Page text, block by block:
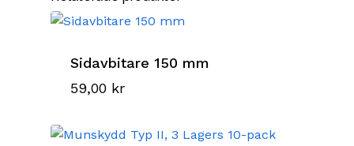
Sidavbitare 150 mm
59,00 kr